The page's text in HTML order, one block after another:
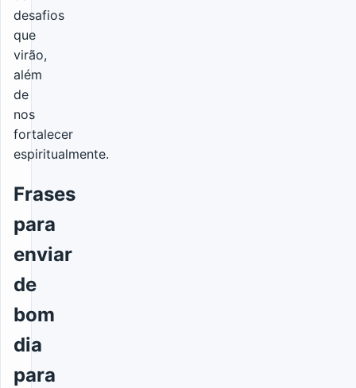
desafios
que
virão,
além
de
nos
fortalecer
espiritualmente.
Frases
para
enviar
de
bom
dia
para